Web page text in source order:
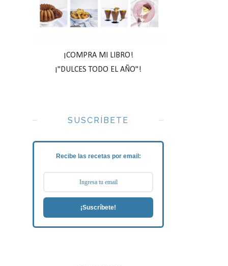
¡COMPRA MI LIBRO!
¡"DULCES TODO EL AÑO"!
SUSCRÍBETE
Recibe las recetas por email:
¡Suscríbete!